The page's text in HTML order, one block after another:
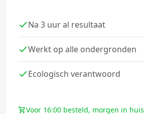
Na 3 uur al resultaat
Werkt op alle ondergronden
Ecologisch verantwoord
Voor 16:00 besteld, morgen in huis